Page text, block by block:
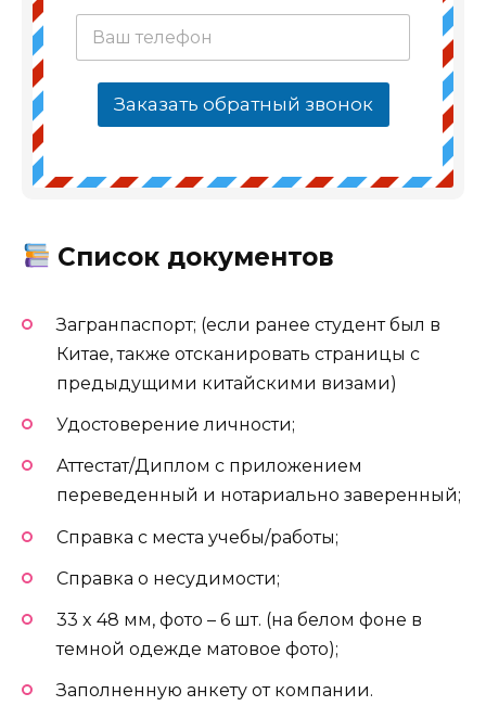
Заказать обратный звонок
Список документов
Загранпаспорт; (если ранее студент был в
Китае, также отсканировать страницы с
предыдущими китайскими визами)
Удостоверение личности;
Аттестат/Диплом с приложением
переведенный и нотариально заверенный;
Справка с места учебы/работы;
Справка о несудимости;
33 x 48 мм, фото – 6 шт. (на белом фоне в
темной одежде матовое фото);
Заполненную анкету от компании.